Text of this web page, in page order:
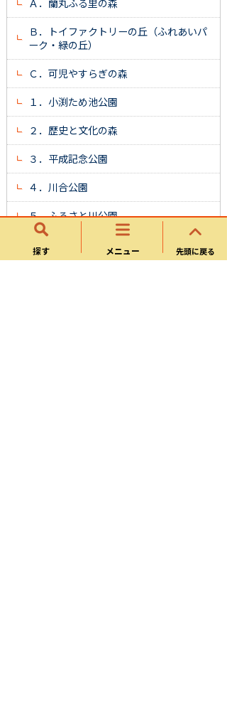
探す メニュー 先頭に戻る
Ｂ．トイファクトリーの丘（ふれあいパ
ーク・緑の丘）
Ｃ．可児やすらぎの森
１．小渕ため池公園
２．歴史と文化の森
３．平成記念公園
４．川合公園
５．ふるさと川公園